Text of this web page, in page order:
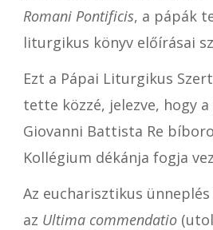
Romani Pontificis, a pápák
liturgikus könyv előírásai
Ezt a Pápai Liturgikus
tette közzé, jelezve, hogy
Giovanni Battista Re
Kollégium dékánja fogja
Az eucharisztikus
az Ultima commendatio